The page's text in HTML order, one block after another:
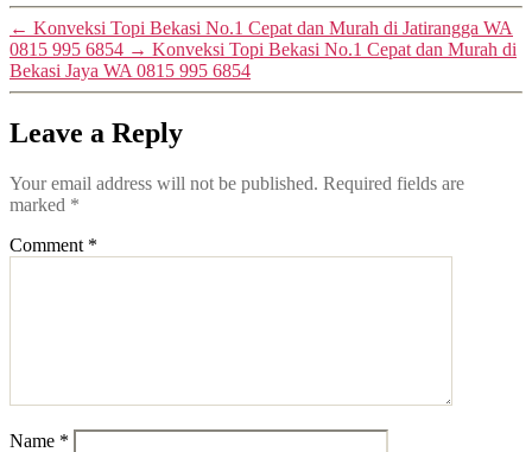
← Konveksi Topi Bekasi No.1 Cepat dan Murah di Jatirangga WA
0815 995 6854 → Konveksi Topi Bekasi No.1 Cepat dan Murah di
Bekasi Jaya WA 0815 995 6854
Leave a Reply
Your email address will not be published. Required fields are
marked *
Comment *
Name *